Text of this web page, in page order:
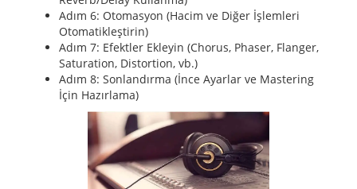
Adım 6: Otomasyon (Hacim ve Diğer İşlemleri
Otomatikleştirin)
Adım 7: Efektler Ekleyin (Chorus, Phaser, Flanger,
Saturation, Distortion, vb.)
Adım 8: Sonlandırma (İnce Ayarlar ve Mastering
İçin Hazırlama)